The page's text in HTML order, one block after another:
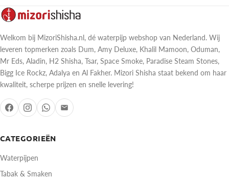
CATEGORIEËN
Waterpijpen
Tabak & Smaken
Welkom bij MizoriShisha.nl, dé waterpijp webshop van Nederland. Wij
leveren topmerken zoals Dum, Amy Deluxe, Khalil Mamoon, Oduman,
Mr Eds, Aladin, H2 Shisha, Tsar, Space Smoke, Paradise Steam Stones,
Bigg Ice Rockz, Adalya en Al Fakher. Mizori Shisha staat bekend om haar
kwaliteit, scherpe prijzen en snelle levering!